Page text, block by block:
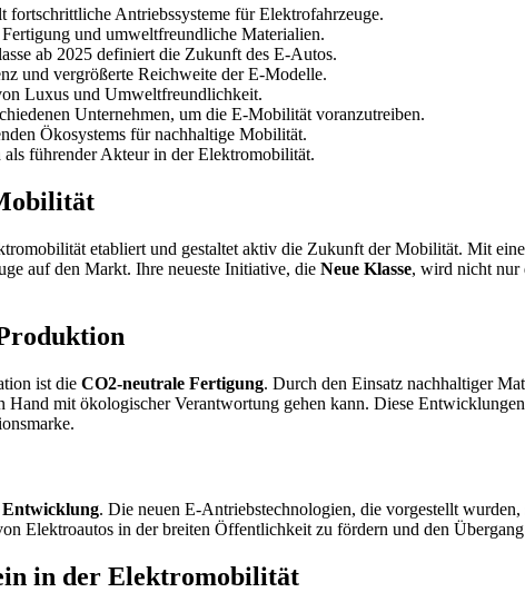
Antriebssysteme für Elektrofahrzeuge.
und umweltfreundliche Materialien.
ab 2025 definiert die Zukunft des E-Autos.
und vergrößerte Reichweite der E-Modelle.
Luxus und Umweltfreundlichkeit.
Unternehmen, um die E-Mobilität voranzutreiben.
Ökosystems für nachhaltige Mobilität.
führender Akteur in der Elektromobilität.
etabliert und gestaltet aktiv die Zukunft der Mobilität. Mit
auf den Markt. Ihre neueste Initiative, die Neue Klasse, wird nicht nur
ist die CO2-neutrale Fertigung. Durch den Einsatz nachhaltiger
Hand mit ökologischer Verantwortung gehen kann. Diese
. Die neuen E-Antriebstechnologien, die vorgestellt
Elektroautos in der breiten Öffentlichkeit zu fördern und den
in der Elektromobilität